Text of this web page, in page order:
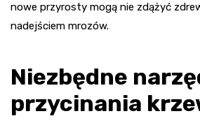
nowe przyrosty mogą nie zdążyć
nadejściem mrozów.
Niezbędne
przycinania